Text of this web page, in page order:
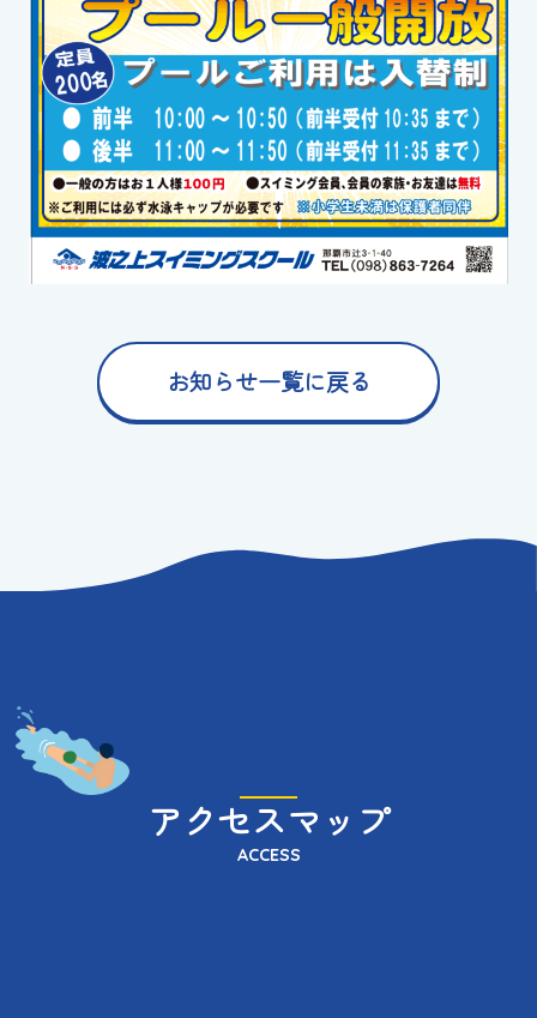
メールでお問い合わせ
スイミングスクールの
体験申し込みはこちら!
お知らせ一覧に戻る
アクセスマップ
ACCESS